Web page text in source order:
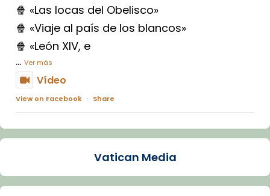
🍿 «Las locas del Obelisco»
🍿 «Viaje al país de los blancos»
🍿 «León XIV, e
... Ver más
Vídeo
View on Facebook · Share
Arquebisbat de Barcelona
La Carmina va patir depressió. Fa gairebé
dos mesos, a l'Estadi Lluís Companys, la
Vatican Media